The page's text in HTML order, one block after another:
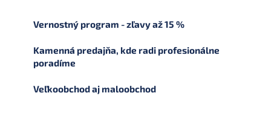
Vernostný program - zľavy až 15 %
Kamenná predajňa, kde radi profesionálne
poradíme
Veľkoobchod aj maloobchod